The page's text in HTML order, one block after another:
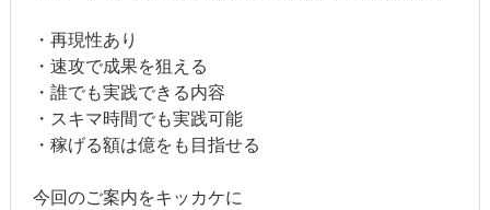
・再現性あり
・速攻で成果を狙える
・誰でも実践できる内容
・スキマ時間でも実践可能
・稼げる額は億をも目指せる
今回のご案内をキッカケに